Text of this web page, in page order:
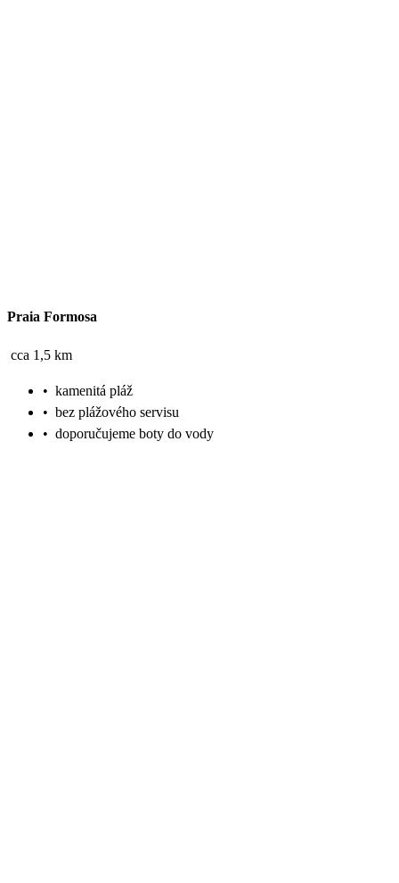
Praia Formosa
cca 1,5 km
• kamenitá pláž
• bez plážového servisu
• doporučujeme boty do vody